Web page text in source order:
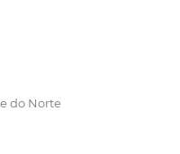
do Norte